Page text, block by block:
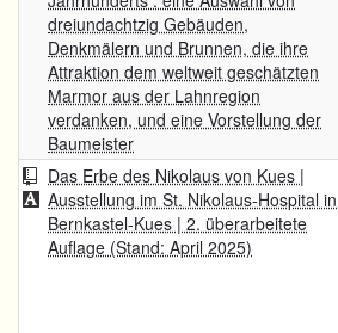
dreiundachtzig Gebäuden,
Denkmälern und Brunnen, die ihre
Attraktion dem weltweit geschätzten
Marmor aus der Lahnregion
verdanken, und eine Vorstellung der
Baumeister
Das Erbe des Nikolaus von Kues |
Ausstellung im St. Nikolaus-Hospital in
Bernkastel-Kues | 2. überarbeitete
Auflage (Stand: April 2025)